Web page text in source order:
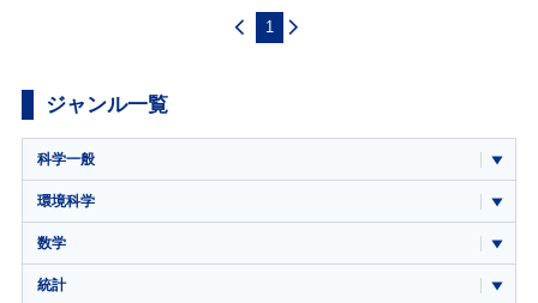
1
ジャンル一覧
科学一般
環境科学
数学
統計